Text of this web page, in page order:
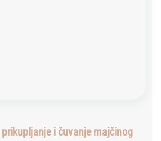
i čuvanje majčinog